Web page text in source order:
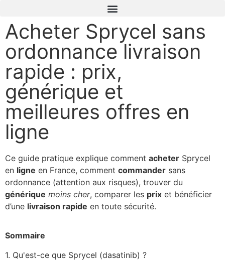
Acheter Sprycel sans
ordonnance livraison
rapide : prix,
générique et
meilleures offres en
ligne
Ce guide pratique explique comment acheter Sprycel
en ligne en France, comment commander sans
ordonnance (attention aux risques), trouver du
générique moins cher, comparer les prix et bénéficier
d’une livraison rapide en toute sécurité.
Sommaire
1. Qu'est-ce que Sprycel (dasatinib) ?